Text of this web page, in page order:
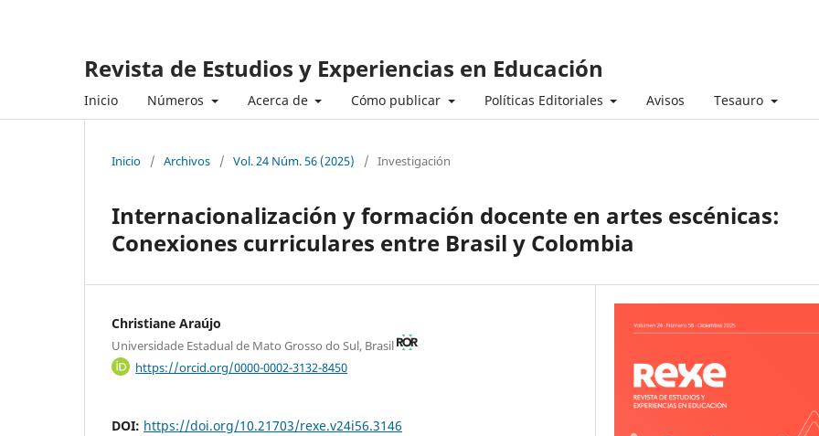
Revista de Estudios y Experiencias en Educación
Inicio Números Acerca de Cómo publicar Políticas Editoriales Avisos Tesauro
Inicio / Archivos / Vol. 24 Núm. 56 (2025) / Investigación
Internacionalización y formación docente en artes escénicas:
Conexiones curriculares entre Brasil y Colombia
Christiane Araújo
Universidade Estadual de Mato Grosso do Sul, Brasil
https://orcid.org/0000-0002-3132-8450
DOI: https://doi.org/10.21703/rexe.v24i56.3146